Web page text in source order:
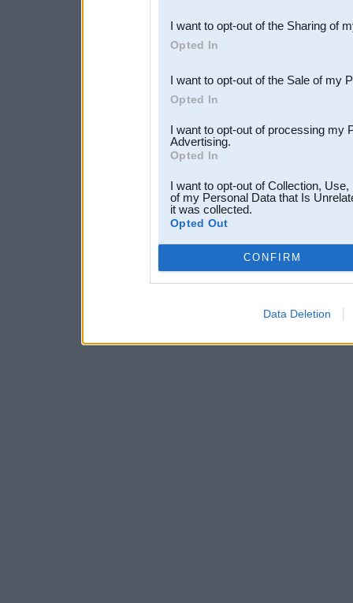
Downstream Participants
third parties.
I want to opt-out of the Sharing of
Opted In
I want to opt-out of the Sale of my
Opted In
I want to opt-out of processing my
Advertising.
Opted In
I want to opt-out of Collection,
of my Personal Data that Is
it was collected.
Opted Out
CONFIRM
Data Deletion